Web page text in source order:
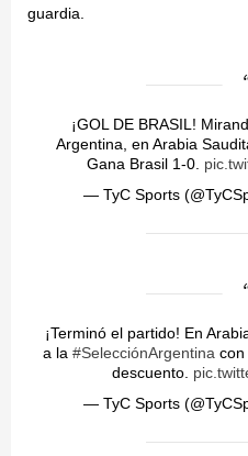
guardia.
¡GOL DE BRASIL!
Argentina, en Arabia
Gana Brasil 1-0.
— TyC Sports
¡Terminó el partido! En
a la #SelecciónArgentina con
descuento.
— TyC Sports